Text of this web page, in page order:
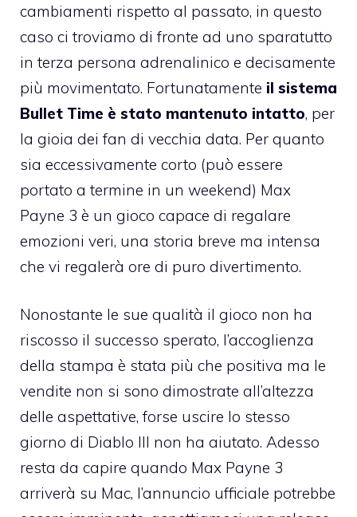
cambiamenti rispetto al passato, in questo
caso ci troviamo di fronte ad uno sparatutto
in terza persona adrenalinico e decisamente
più movimentato. Fortunatamente il sistema
Bullet Time è stato mantenuto intatto, per
la gioia dei fan di vecchia data. Per quanto
sia eccessivamente corto (può essere
portato a termine in un weekend) Max
Payne 3 è un gioco capace di regalare
emozioni veri, una storia breve ma intensa
che vi regalerà ore di puro divertimento.
Nonostante le sue qualità il gioco non ha
riscosso il successo sperato, l’accoglienza
della stampa è stata più che positiva ma le
vendite non si sono dimostrate all’altezza
delle aspettative, forse uscire lo stesso
giorno di Diablo III non ha aiutato. Adesso
resta da capire quando Max Payne 3
arriverà su Mac, l’annuncio ufficiale potrebbe